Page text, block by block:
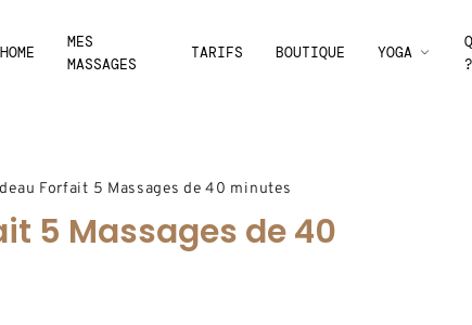
HOME
MES
MASSAGES
TARIFS BOUTIQUE YOGA
?
Forfait 5 Massages de 40 minutes
5 Massages de 40